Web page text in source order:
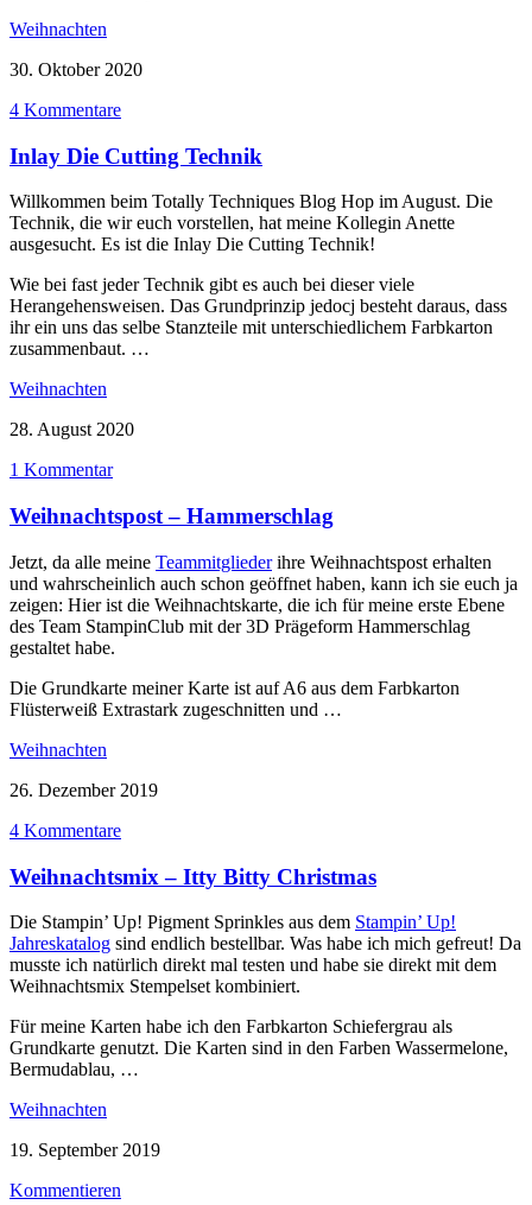
Weihnachten
30. Oktober 2020
4 Kommentare
Inlay Die Cutting Technik
Willkommen beim Totally Techniques Blog Hop im August. Die
Technik, die wir euch vorstellen, hat meine Kollegin Anette
ausgesucht. Es ist die Inlay Die Cutting Technik!
Wie bei fast jeder Technik gibt es auch bei dieser viele
Herangehensweisen. Das Grundprinzip jedocj besteht daraus, dass
ihr ein uns das selbe Stanzteile mit unterschiedlichem Farbkarton
zusammenbaut. …
Weihnachten
28. August 2020
1 Kommentar
Weihnachtspost – Hammerschlag
Jetzt, da alle meine Teammitgliederihre Weihnachtspost erhalten
und wahrscheinlich auch schon geöffnet haben, kann ich sie euch ja
zeigen: Hier ist die Weihnachtskarte, die ich für meine erste Ebene
des Team StampinClub mit der 3D Prägeform Hammerschlag
gestaltet habe.
Die Grundkarte meiner Karte ist auf A6 aus dem Farbkarton
Flüsterweiß Extrastark zugeschnitten und …
Weihnachten
26. Dezember 2019
4 Kommentare
Weihnachtsmix – Itty Bitty Christmas
Die Stampin’ Up! Pigment Sprinkles aus dem Stampin’ Up!
Jahreskatalog sind endlich bestellbar. Was habe ich mich gefreut! Da
musste ich natürlich direkt mal testen und habe sie direkt mit dem
Weihnachtsmix Stempelset kombiniert.
Für meine Karten habe ich den Farbkarton Schiefergrau als
Grundkarte genutzt. Die Karten sind in den Farben Wassermelone,
Bermudablau, …
Weihnachten
19. September 2019
Kommentieren